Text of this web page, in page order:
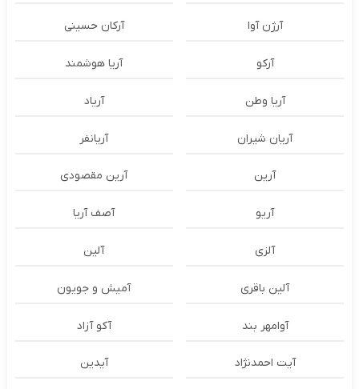
آرژن آوا آرکان حسینی
آرکو آریا هوشمند
آریا وطن آریاد
آریان شیران آریانفر
آرین آرین مقصودی
آریو آصف آریا
آلزی آلین
آلین باقری آمیش و جویون
آوامهر بند آکو آزاد
آیت احمدنژاد آیدین